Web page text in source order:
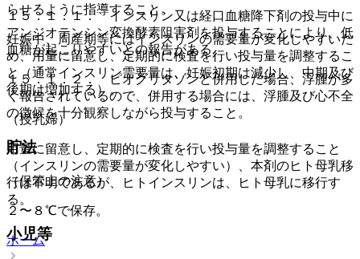
１５．１．１． インスリン又は経口血糖降下剤の投与中に
アンジオテンシン変換酵素阻害剤を投与することにより、低
血糖が起こりやすいとの報告がある。
１５．１．２． ピオグリタゾンと併用した場合、浮腫が多
く報告されているので、併用する場合には、浮腫及び心不全
の徴候を十分観察しながら投与すること。
貯法
（保管上の注意）
２〜８℃で保存。
ホーム
らせるように指導すること。
妊娠中、周産期等にはインスリンの需要量が変化しやすいた
め、用量に留意し、定期的に検査を行い投与量を調整するこ
と（通常インスリン需要量は、妊娠初期は減少し、中期及び
後期は増加する）。
（授乳婦）
用量に留意し、定期的に検査を行い投与量を調整すること
（インスリンの需要量が変化しやすい）、本剤のヒト母乳移
行は不明であるが、ヒトインスリンは、ヒト母乳に移行す
る。
小児等